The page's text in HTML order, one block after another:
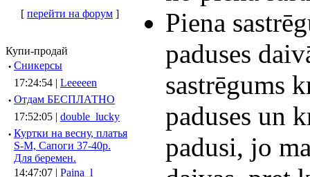
[ перейти на форум ]
Купи-продай
· Сникерсы
17:24:54 | Leeeeen
· Отдам БЕСПЛАТНО
17:52:05 | double_lucky
· Куртки на весну, платья
S-M, Сапоги 37-40р.
Для беремен.
14:47:07 | Paina_l
Piena
paduses
sastrēgums
paduses un
padusi, jo